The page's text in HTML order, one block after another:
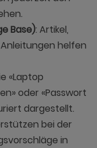
Base): Artikel,
helfen
«Laptop
oder «Passwort
dargestellt.
bei der
in